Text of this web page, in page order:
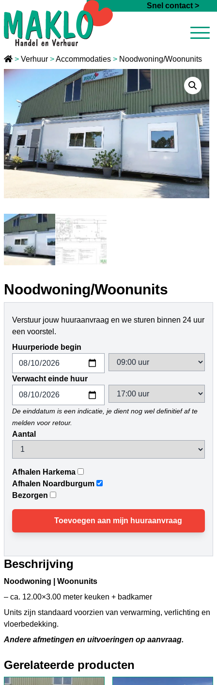
Snel contact >
> Verhuur >Accommodaties > Noodwoning/Woonunits
Noodwoning/Woonunits
Verstuur jouw huuraanvraag en we sturen binnen 24 uur
een voorstel.
Huurperiode begin
Verwacht einde huur
De einddatum is een indicatie, je dient nog wel definitief af te
melden voor retour.
Aantal
Afhalen Harkema
Afhalen Noardburgum
Bezorgen
Toevoegen aan mijn huuraanvraag
Beschrijving
Noodwoning | Woonunits
– ca. 12.00×3.00 meter keuken + badkamer
Units zijn standaard voorzien van verwarming, verlichting en
vloerbedekking.
Andere afmetingen en uitvoeringen op aanvraag.
Gerelateerde producten